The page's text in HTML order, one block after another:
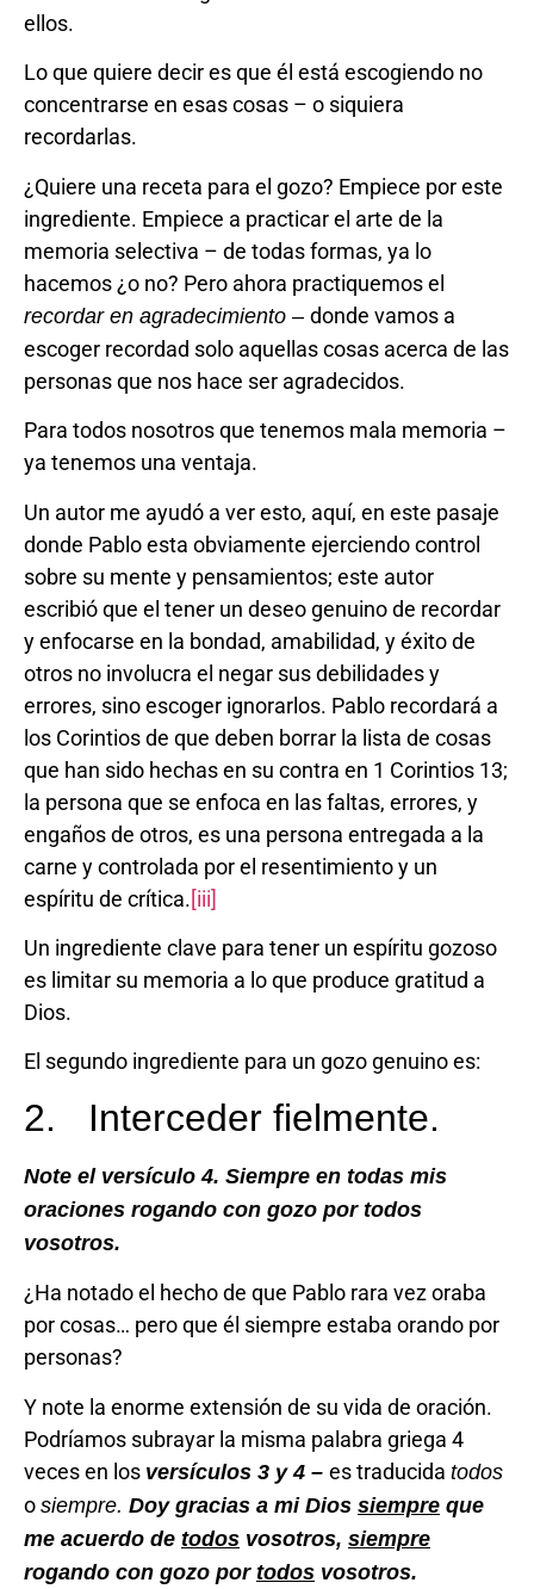
ellos.
Lo que quiere decir es que él está escogiendo no
concentrarse en esas cosas – o siquiera
recordarlas.
¿Quiere una receta para el gozo? Empiece por este
ingrediente. Empiece a practicar el arte de la
memoria selectiva – de todas formas, ya lo
hacemos ¿o no? Pero ahora practiquemos el
recordar en agradecimiento ­– donde vamos a
escoger recordad solo aquellas cosas acerca de las
personas que nos hace ser agradecidos.
Para todos nosotros que tenemos mala memoria –
ya tenemos una ventaja.
Un autor me ayudó a ver esto, aquí, en este pasaje
donde Pablo esta obviamente ejerciendo control
sobre su mente y pensamientos; este autor
escribió que el tener un deseo genuino de recordar
y enfocarse en la bondad, amabilidad, y éxito de
otros no involucra el negar sus debilidades y
errores, sino escoger ignorarlos. Pablo recordará a
los Corintios de que deben borrar la lista de cosas
que han sido hechas en su contra en 1 Corintios 13;
la persona que se enfoca en las faltas, errores, y
engaños de otros, es una persona entregada a la
carne y controlada por el resentimiento y un
espíritu de crítica.[iii]
Un ingrediente clave para tener un espíritu gozoso
es limitar su memoria a lo que produce gratitud a
Dios.
El segundo ingrediente para un gozo genuino es:
2. Interceder fielmente.
Note el versículo 4. Siempre en todas mis
oraciones rogando con gozo por todos
vosotros.
¿Ha notado el hecho de que Pablo rara vez oraba
por cosas… pero que él siempre estaba orando por
personas?
Y note la enorme extensión de su vida de oración.
Podríamos subrayar la misma palabra griega 4
veces en los versículos 3 y 4 – es traducida todos
o siempre. Doy gracias a mi Dios siempre que
me acuerdo de todos vosotros, siempre
rogando con gozo por todos vosotros.